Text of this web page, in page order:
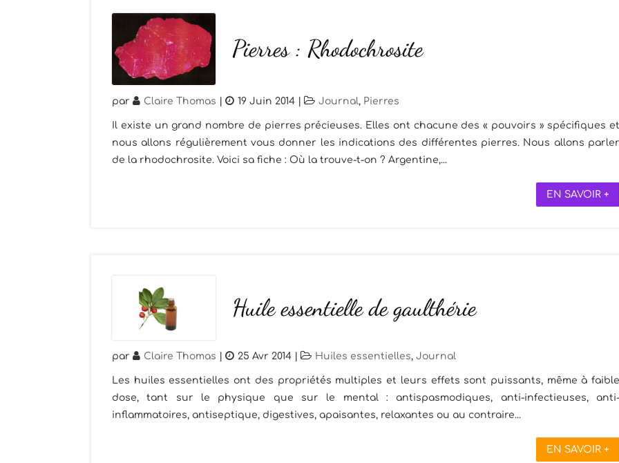
Pierres : Rhodochrosite
par Claire Thomas | 19 Juin 2014 | Journal, Pierres
Il existe un grand nombre de pierres précieuses. Elles ont chacune des « pouvoirs » spécifiques et
nous allons régulièrement vous donner les indications des différentes pierres. Nous allons parler
de la rhodochrosite. Voici sa fiche : Où la trouve-t-on ? Argentine,...
EN SAVOIR +
Huile essentielle de gaulthérie
par Claire Thomas 25 Avr 2014 Huiles essentielles, Journal
Les huiles essentielles ont des propriétés multiples et leurs effets sont puissants, même à faible
dose, tant sur le physique que sur le mental : antispasmodiques, anti-infectieuses, anti-
inflammatoires, antiseptique, digestives, apaisantes, relaxantes ou au contraire...
EN SAVOIR +